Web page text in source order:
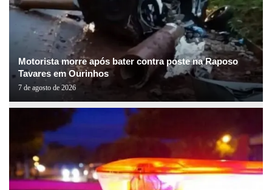
Motorista morre após bater contra poste na Raposo
Tavares em Ourinhos
7 de agosto de 2026